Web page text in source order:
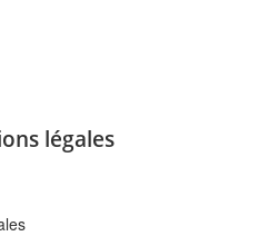
légales